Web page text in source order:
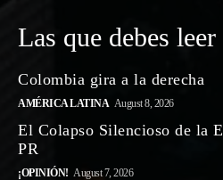
Las que debes leer
Colombia gira a la derecha
AMÉRICA LATINA August 8, 2026
El Colapso Silencioso de la
PR
¡OPINIÓN! August 7, 2026